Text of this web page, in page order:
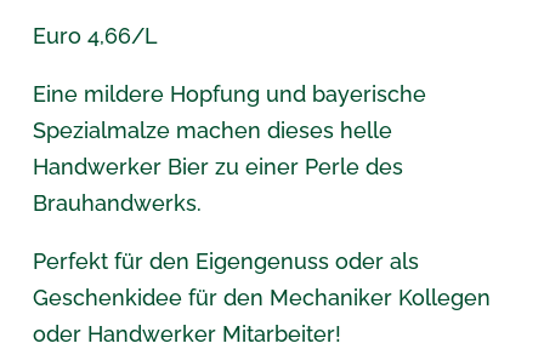
Euro 4,66/L
Eine mildere Hopfung und bayerische
Spezialmalze machen dieses helle
Handwerker Bier zu einer Perle des
Brauhandwerks.
Perfekt für den Eigengenuss oder als
Geschenkidee für den Mechaniker Kollegen
oder Handwerker Mitarbeiter!